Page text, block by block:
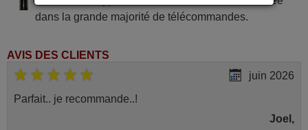
dans la grande majorité de télécommandes.
AVIS DES CLIENTS
juin 2026
Parfait.. je recommande..!
Joel,